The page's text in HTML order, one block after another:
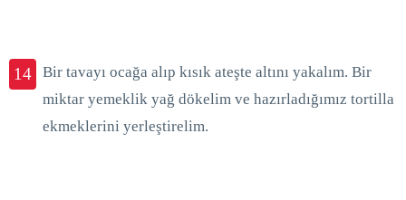
14
Bir tavayı ocağa alıp kısık ateşte altını yakalım. Bir
miktar yemeklik yağ dökelim ve hazırladığımız tortilla
ekmeklerini yerleştirelim.